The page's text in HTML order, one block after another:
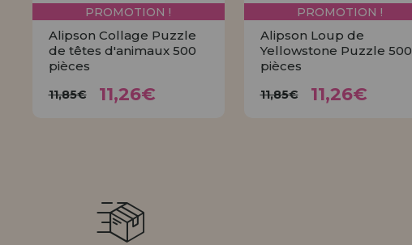
PROMOTION !
Alipson Collage Puzzle
de têtes d'animaux 500
pièces
11,85€ 11,26€
PROMOTION !
Alipson Loup de
Yellowstone Puzzle 500
pièces
11,85€ 11,26€